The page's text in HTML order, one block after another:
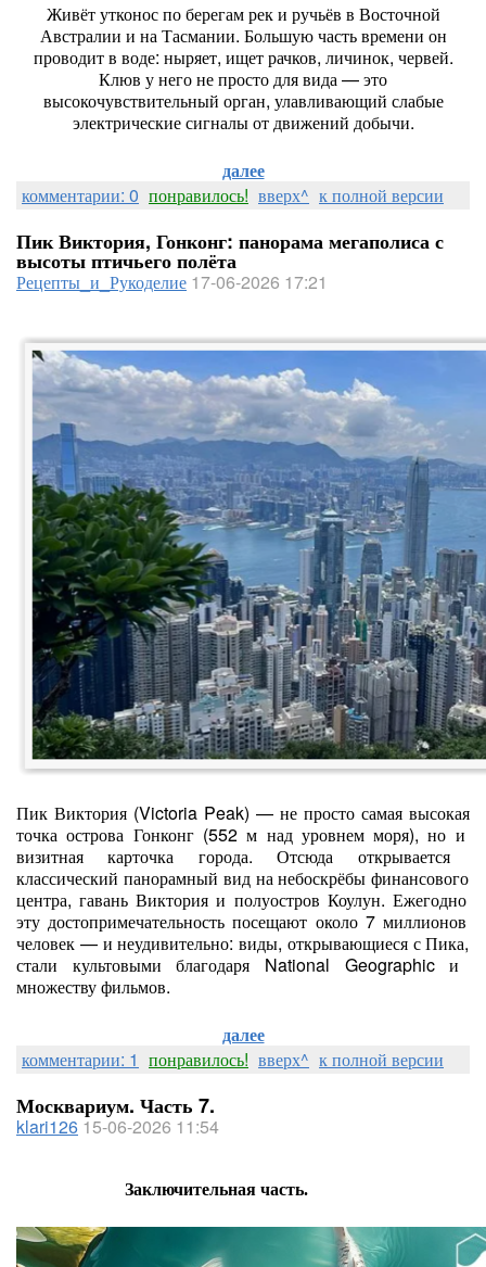
Живётутконоспоберегамреки ручьёв в Восточной
Австралии и наТасмании. Большуючастьвремени он
проводитв воде: ныряет, ищетрачков, личинок, червей.
Клюв унегонепростодлявида— это
высокочувствительный орган, улавливающий слабые
электрическиесигналыотдвижений добычи.
далее
комментарии: 0 понравилось! вверх^ к полной версии
Пик Виктория, Гонконг: панорама мегаполиса с
высоты птичьего полёта
Рецепты_и_Рукоделие 17-06-2026 17:21
Пик Виктория (Victoria Peak) — не просто самая высокая
точка острова Гонконг(552м надуровнемморя), но и
визитная карточка города. Отсюда открывается
классический панорамный виднанебоскрёбы финансового
центра, гавань Виктория и полуостров Коулун. Ежегодно
эту достопримечательность посещают около7миллионов
человек — и неудивительно: виды, открывающиесясПика,
стали культовыми благодаря National Geographicи
множествуфильмов.
далее
комментарии: 1 понравилось! вверх^ к полной версии
Москвариум. Часть 7.
klari126 15-06-2026 11:54
Заключительная часть.